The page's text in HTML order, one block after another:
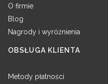
O firmie
Blog
Nagrody i wyróżnienia
OBSŁUGA KLIENTA
Metody płatności